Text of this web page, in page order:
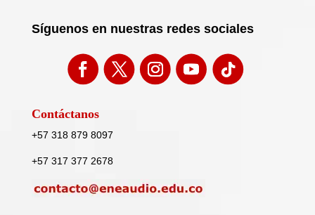
Síguenos en nuestras redes sociales
Contáctanos
+57 318 879 8097
+57 317 377 2678